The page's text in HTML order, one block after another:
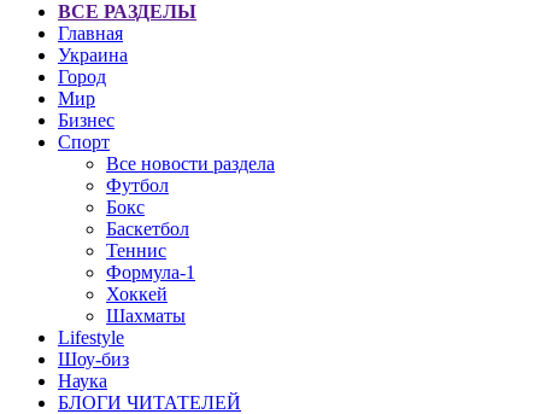
ВСЕ РАЗДЕЛЫ
Главная
Украина
Город
Мир
Бизнес
Спорт
Все новости раздела
Футбол
Бокс
Баскетбол
Теннис
Формула-1
Хоккей
Шахматы
Lifestyle
Шоу-биз
Наука
БЛОГИ ЧИТАТЕЛЕЙ